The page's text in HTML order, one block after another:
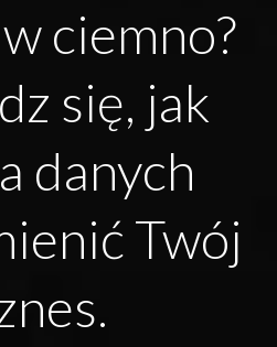
ciemno?
się, jak
danych
Twój